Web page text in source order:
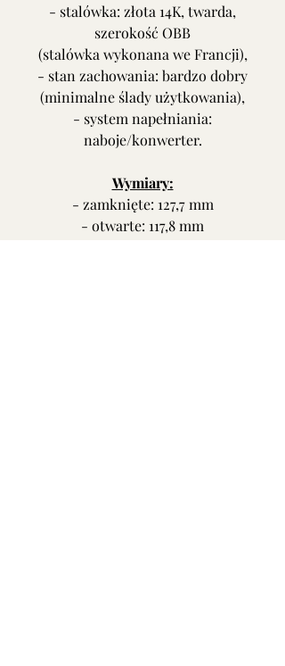
- stalówka: złota 14K, twarda,
szerokość OBB
(stalówka wykonana we Francji),
- stan zachowania: bardzo dobry
(minimalne ślady użytkowania),
- system napełniania:
naboje/konwerter.
Wymiary:
- zamknięte: 127,7 mm
- otwarte: 117,8 mm